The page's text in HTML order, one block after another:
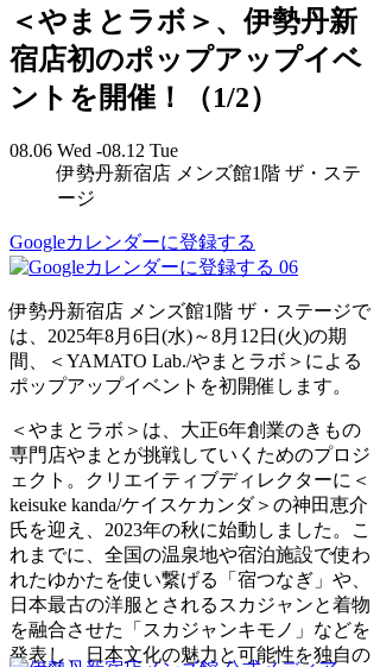
＜やまとラボ＞、伊勢丹新
宿店初のポップアップイベ
ントを開催！（1/2）
08.06 Wed -08.12 Tue
伊勢丹新宿店 メンズ館1階 ザ・ステ
ージ
Googleカレンダーに登録する
06
伊勢丹新宿店 メンズ館1階 ザ・ステージで
は、2025年8月6日(水)～8月12日(火)の期
間、＜YAMATO Lab./やまとラボ＞による
ポップアップイベントを初開催します。
＜やまとラボ＞は、大正6年創業のきもの
専門店やまとが挑戦していくためのプロジ
ェクト。クリエイティブディレクターに＜
keisuke kanda/ケイスケカンダ＞の神田恵介
氏を迎え、2023年の秋に始動しました。こ
れまでに、全国の温泉地や宿泊施設で使わ
れたゆかたを使い繋げる「宿つなぎ」や、
日本最古の洋服とされるスカジャンと着物
を融合させた「スカジャンキモノ」などを
発表し、日本文化の魅力と可能性を独自の